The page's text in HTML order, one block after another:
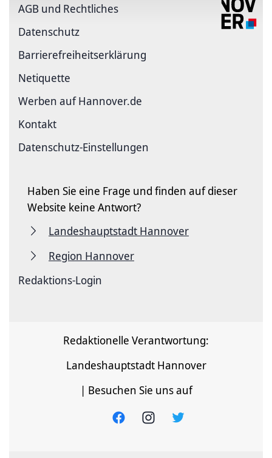
AGB und Rechtliches
Datenschutz
Barriere­freiheits­erklärung
Netiquette
Werben auf Hannover.de
Kontakt
Datenschutz-Einstellungen
Haben Sie eine Frage und finden auf dieser
Website keine Antwort?
Landeshauptstadt Hannover
Region Hannover
Redaktions-Login
Redaktionelle Verantwortung:
Landeshauptstadt Hannover
| Besuchen Sie uns auf